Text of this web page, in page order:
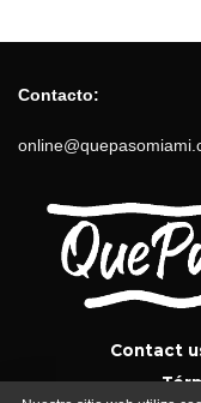
Contacto:
Contact